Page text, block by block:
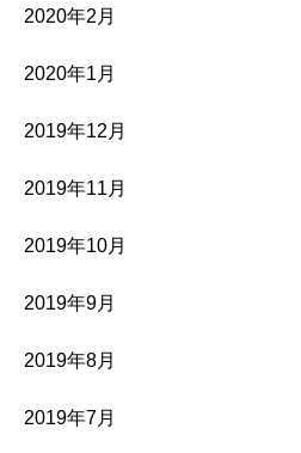
2020年2月
2020年1月
2019年12月
2019年11月
2019年10月
2019年9月
2019年8月
2019年7月